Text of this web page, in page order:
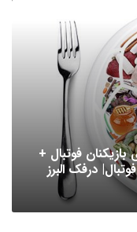
فوتبال +
درفک البرز